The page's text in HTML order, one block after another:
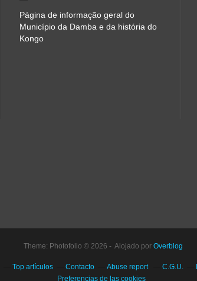
Página de informação geral do
Município da Damba e da história do
Kongo
Theme: Photofolio © 2026 - Alojado por Overblog
Top artículos Contacto Abuse report C.G.U.
Preferencias de las cookies